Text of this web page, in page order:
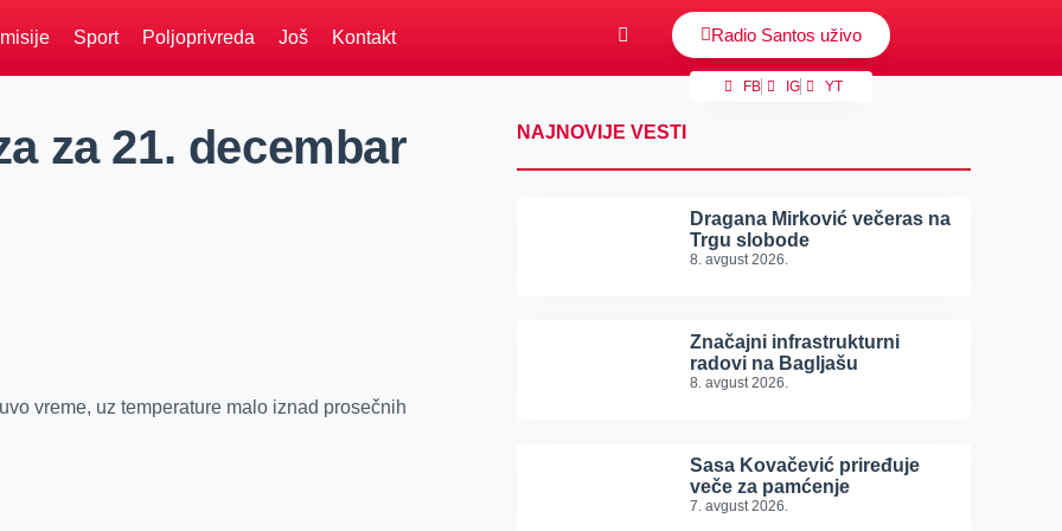
Sport Poljoprivreda Još Kontakt Radio Santos uživo
FB IG YT
za 21. decembar
vreme, uz temperature malo iznad prosečnih
NAJNOVIJE VESTI
Dragana Mirković večeras na
Trgu slobode
8. avgust 2026.
Značajni infrastrukturni
radovi na Bagljašu
8. avgust 2026.
Sasa Kovačević priređuje
veče za pamćenje
7. avgust 2026.